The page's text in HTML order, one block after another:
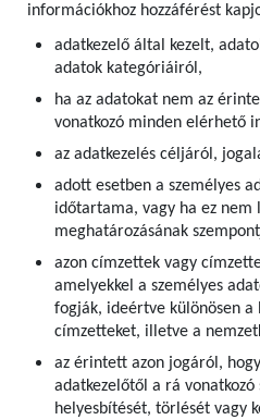
információkhoz hozzáférést
adatkezelő által kezelt,
adatok kategóriáiról,
ha az adatokat nem az
vonatkozó minden elérhető
az adatkezelés céljáról,
adott esetben a személyes
időtartama, vagy ha ez nem
meghatározásának
azon címzettek vagy
amelyekkel a személyes
fogják, ideértve különösen a
címzetteket, illetve a
az érintett azon jogáról,
adatkezelőtől a rá vonatkozó
helyesbítését, törlését vagy